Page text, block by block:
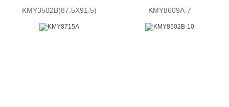
KMY3502B(87.5X91.5) KMY8609A-7